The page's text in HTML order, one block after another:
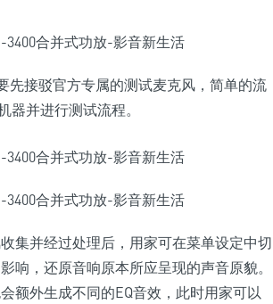
先接驳官方专属的测试麦克风，简单的流
并进行测试流程。
集并经过处理后，用家可在菜单设定中切
响，还原音响原本所应呈现的声音原貌。
额外生成不同的EQ音效，此时用家可以